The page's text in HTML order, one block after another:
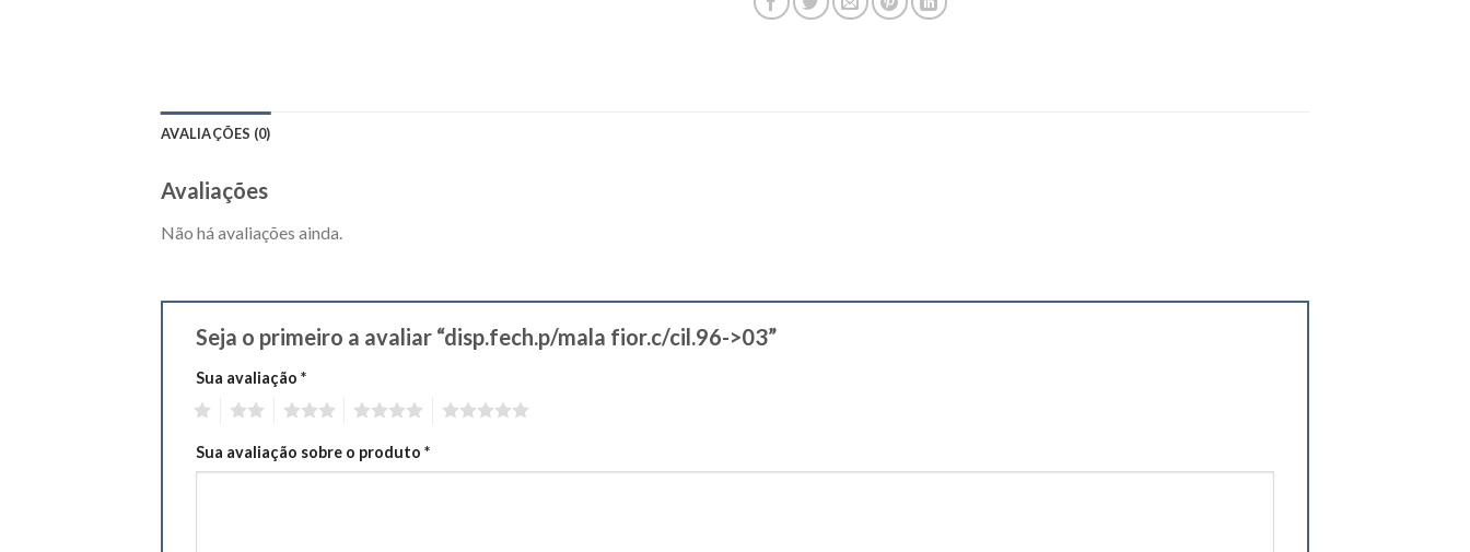
AVALIAÇÕES (0)
Avaliações
Não há avaliações ainda.
Seja o primeiro a avaliar “disp.fech.p/mala fior.c/cil.96->03”
Sua avaliação *
Sua avaliação sobre o produto *